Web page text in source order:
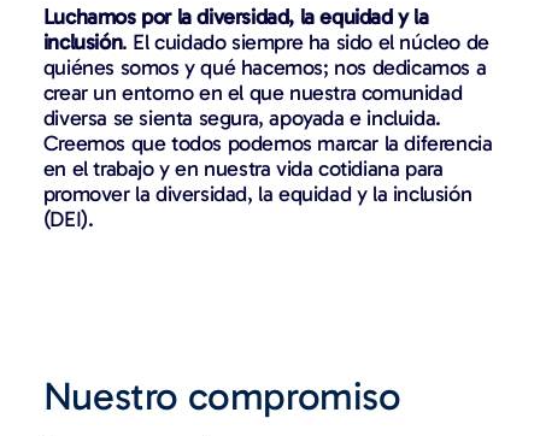
Luchamos por la diversidad, la equidad y la
inclusión. El cuidado siempre ha sido el núcleo de
quiénes somos y qué hacemos; nos dedicamos a
crear un entorno en el que nuestra comunidad
diversa se sienta segura, apoyada e incluida.
Creemos que todos podemos marcar la diferencia
en el trabajo y en nuestra vida cotidiana para
promover la diversidad, la equidad y la inclusión
(DEI).
Nuestro compromiso